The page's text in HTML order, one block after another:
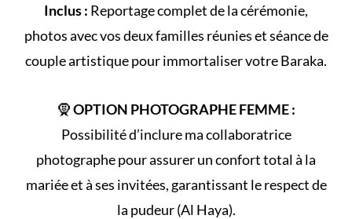
Inclus : Reportage complet de lacérémonie,
photos avec vos deux familles réunies et séance de
couple artistique pour immortaliser votre Baraka.
🧕OPTION PHOTOGRAPHE FEMME :
Possibilité d’inclure ma collaboratrice
photographe pour assurer un confort total à la
mariée et à ses invitées, garantissant le respect de
la pudeur (Al Haya).